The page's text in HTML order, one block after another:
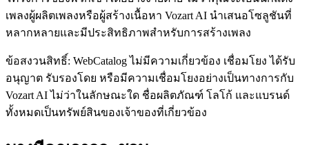
เพลงผู้ผลิตเพลงหรือผู้สร้างเนื้อหา Vozart AI นำเสนอโซลูชันที่
หลากหลายและมีประสิทธิภาพสำหรับการสร้างเพลง
ข้อสงวนสิทธิ์: WebCatalog ไม่มีความเกี่ยวข้อง เชื่อมโยง ได้รับ
อนุญาต รับรองโดย หรือมีความเชื่อมโยงอย่างเป็นทางการกับ
Vozart AI ไม่ว่าในลักษณะใด ชื่อผลิตภัณฑ์ โลโก้ และแบรนด์
ทั้งหมดเป็นทรัพย์สินของเจ้าของที่เกี่ยวข้อง